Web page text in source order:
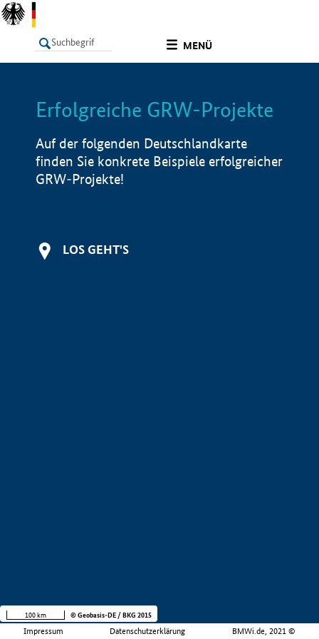
MENÜ
LISTE Info
Erfolgreiche GRW-Projekte
Auf der folgenden Deutschlandkarte
finden Sie konkrete Beispiele erfolgreicher
GRW-Projekte!
LOS GEHT'S
Impressum Datenschutzerklärung BMWi.de, 2021 ©
100 km © Geobasis-DE / BKG 2015